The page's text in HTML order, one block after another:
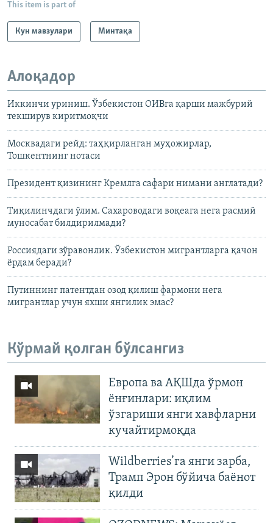
This item is part of
Кун мавзулари Минтақа
Алоқадор
Иккинчи уриниш. Ўзбекистон ОИВга қарши мажбурий
текширув киритмоқчи
Москвадаги рейд: таҳқирланган муҳожирлар,
Тошкентнинг нотаси
Президент қизининг Кремлга сафари нимани англатади?
Тиқилинчдаги ўлим. Сахароводаги воқеага нега расмий
муносабат билдирилмади?
Россиядаги зўравонлик. Ўзбекистон мигрантларга қачон
ёрдам беради?
Путиннинг патентдан озод қилиш фармони нега
мигрантлар учун яхши янгилик эмас?
Кўрмай қолган бўлсангиз
Европа ва АҚШда ўрмон
ёнғинлари: иқлим
ўзгариши янги хавфларни
кучайтирмоқда
Wildberries’га янги зарба,
Трамп Эрон бўйича баёнот
қилди